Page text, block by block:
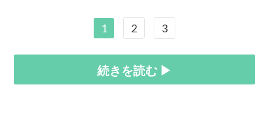
1 2 3
続きを読む ▶